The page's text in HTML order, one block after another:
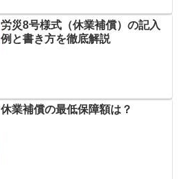
労災8号様式（休業補償）の記入
例と書き方を徹底解説
休業補償の最低保障額は？